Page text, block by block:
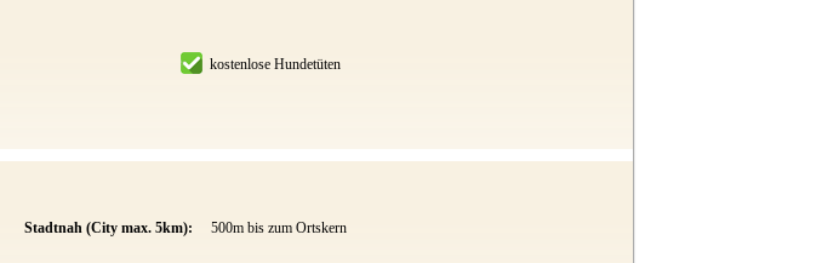
kostenlose Hundetüten
Stadtnah (City max. 5km):
500m bis zum Ortskern